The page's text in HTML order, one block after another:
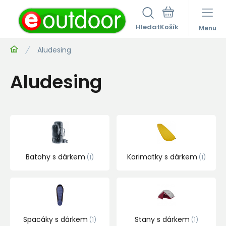
Hledat Menu
Aludesing
Aludesing
Batohy s dárkem 1 Karimatky s dárkem 1
Spacáky s dárkem 1 Stany s dárkem 1